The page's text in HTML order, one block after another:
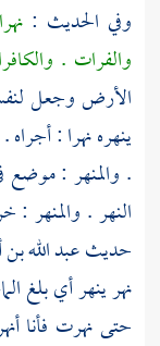
وفي الحديث :
والفرات .
الأرض وجعل
ينهره نهرا :
. والمنهر : موضع
النهر . والمنهر
حديثعبد الله
نهر ينهر أي بلغ
حتى نهرت فأنا